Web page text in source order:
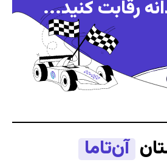
رقابت کنید...
آن‌تاما